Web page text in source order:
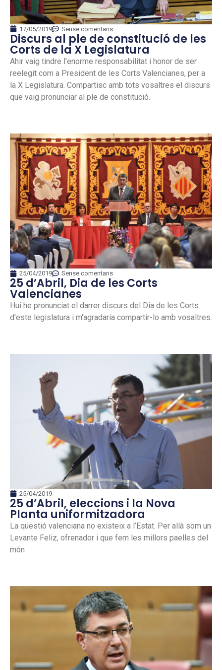
17/05/2019 Sense comentaris
Discurs al ple de constitució de les
Corts de la X Legislatura
Ahir vaig tindre l'enorme responsabilitat i honor de ser
reelegit com a President de les Corts Valencianes, per a
la X Legislatura. Compartisc amb tots vosaltres el discurs
que vaig pronunciar al ple de constitució.
25/04/2019 Sense comentaris
25 d’Abril, Dia de les Corts
Valencianes
Hui he pronunciat el darrer discurs del Dia de les Corts
d'este legislatura i m'agradaria compartir-lo amb vosaltres.
25/04/2019
25 d’Abril, eleccions i la Nova
Planta uniformitzadora
La qüestió valenciana no existeix a l’Estat. Per allà som un
Levante Feliz, ofrenador i que fem les millors paelles del
món